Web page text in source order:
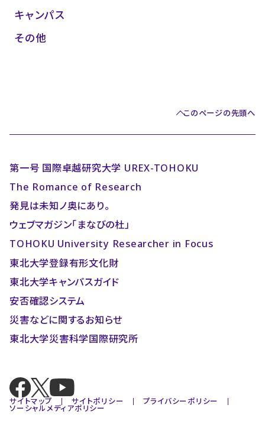
キャンパス
その他
このページの先頭へ
第一号 国際卓越研究大学 UREX-TOHOKU
The Romance of Research
発見は未知ノ奥にあり。
ウェブマガジン「まなびの杜」
TOHOKU University Researcher in Focus
東北大学登録有形文化財
東北大学キャンパスガイド
安否確認システム
災害などに関するお知らせ
東北大学災害科学国際研究所
サイトマップ サイトポリシー プライバシーポリシー
ソーシャルメディアポリシー